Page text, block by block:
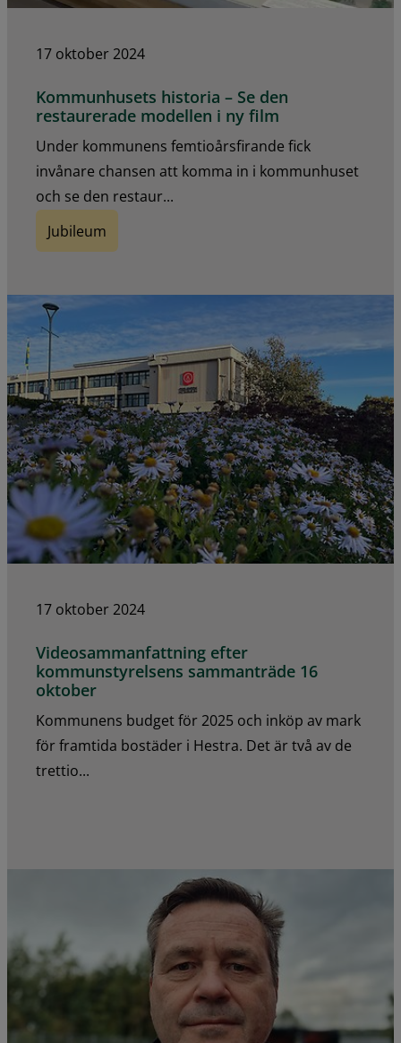
17 oktober 2024
Kommunhusets historia – Se den
restaurerade modellen i ny film
Under kommunens femtioårsfirande fick
invånare chansen att komma in i kommunhuset
och se den restaur...
Jubileum
17 oktober 2024
Videosammanfattning efter
kommunstyrelsens sammanträde 16
oktober
Kommunens budget för 2025 och inköp av mark
för framtida bostäder i Hestra. Det är två av de
trettio...